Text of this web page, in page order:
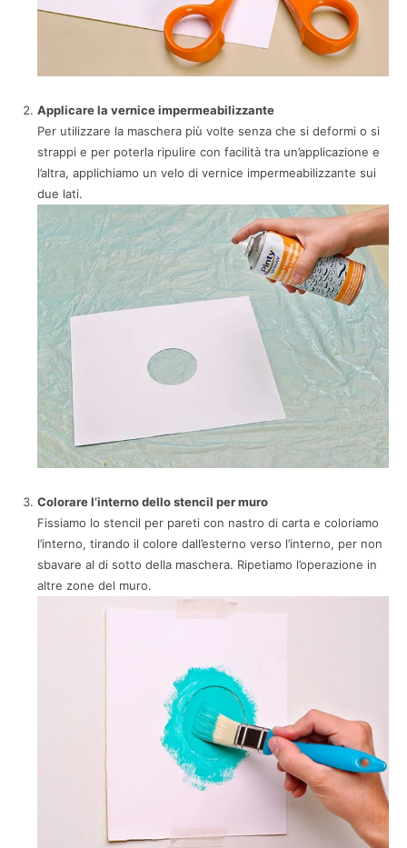
Applicare la vernice impermeabilizzante
Per utilizzare la maschera più volte senza che si deformi o si
strappi e per poterla ripulire con facilità tra un’applicazione e
l’altra, applichiamo un velo di vernice impermeabilizzante sui
due lati.
Colorare l’interno dello stencil per muro
Fissiamo lo stencil per pareti con nastro di carta e coloriamo
l’interno, tirando il colore dall’esterno verso l’interno, per non
sbavare al di sotto della maschera. Ripetiamo l’operazione in
altre zone del muro.